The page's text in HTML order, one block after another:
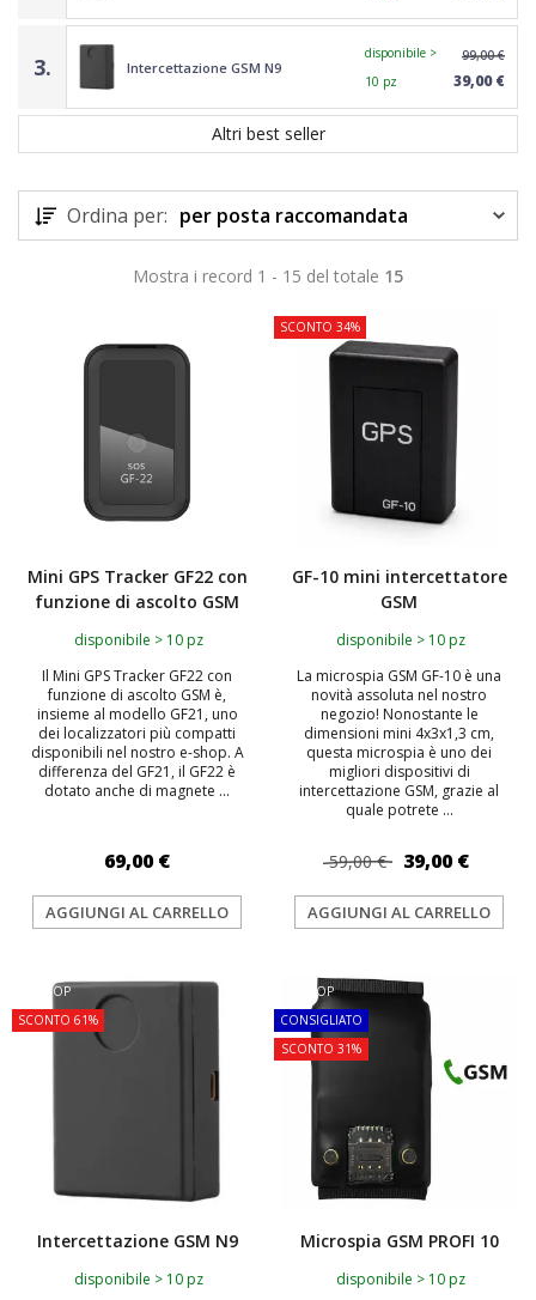
3. Intercettazione GSM N9
disponibile >
10 pz
99,00 €
39,00 €
Altri best seller
Ordina per: per posta raccomandata
Mostra i record 1 - 15 del totale 15
Mini GPS Tracker GF22 con
funzione di ascolto GSM
disponibile > 10 pz
Il Mini GPS Tracker GF22 con
funzione di ascolto GSM è,
insieme al modello GF21, uno
dei localizzatori più compatti
disponibili nel nostro e-shop. A
differenza del GF21, il GF22 è
dotato anche di magnete ...
69,00 €
AGGIUNGI AL CARRELLO
SCONTO 34%
GF-10 mini intercettatore
GSM
disponibile > 10 pz
La microspia GSM GF-10 è una
novità assoluta nel nostro
negozio! Nonostante le
dimensioni mini 4x3x1,3 cm,
questa microspia è uno dei
migliori dispositivi di
intercettazione GSM, grazie al
quale potrete ...
59,00 € 39,00 €
AGGIUNGI AL CARRELLO
TOP
SCONTO 61%
Intercettazione GSM N9
disponibile > 10 pz
TOP
CONSIGLIATO
SCONTO 31%
Microspia GSM PROFI 10
disponibile > 10 pz